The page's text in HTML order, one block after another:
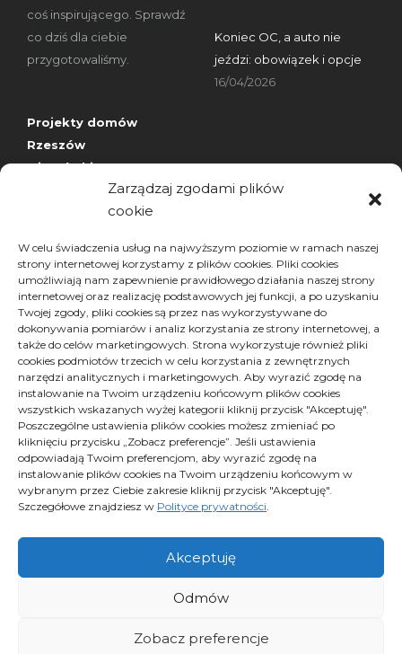
Zarządzaj zgodami plików
cookie
W celu świadczenia usług na najwyższym poziomie w ramach naszej
strony internetowej korzystamy z plików cookies. Pliki cookies
umożliwiają nam zapewnienie prawidłowego działania naszej strony
internetowej oraz realizację podstawowych jej funkcji, a po uzyskaniu
Twojej zgody, pliki cookies są przez nas wykorzystywane do
dokonywania pomiarów i analiz korzystania ze strony internetowej, a
także do celów marketingowych. Strona wykorzystuje również pliki
cookies podmiotów trzecich w celu korzystania z zewnętrznych
narzędzi analitycznych i marketingowych. Aby wyrazić zgodę na
instalowanie na Twoim urządzeniu końcowym plików cookies
wszystkich wskazanych wyżej kategorii kliknij przycisk "Akceptuję".
Poszczególne ustawienia plików cookies możesz zmieniać po
kliknięciu przycisku „Zobacz preferencje”. Jeśli ustawienia
odpowiadają Twoim preferencjom, aby wyrazić zgodę na
instalowanie plików cookies na Twoim urządzeniu końcowym w
wybranym przez Ciebie zakresie kliknij przycisk "Akceptuję".
Szczegółowe znajdziesz w Polityce prywatności.
Akceptuję
Odmów
Zobacz preferencje
coś inspirującego. Sprawdź
co dziś dla ciebie
przygotowaliśmy.
Projekty domów
Rzeszów
wizytówki nap
Koniec OC, a auto nie
jeździ: obowiązek i opcje
16/04/2026
Archiwa
Wybierz miesiąc
Archiwa
Polityka plików cookies (EU)
Polityka prywatności
Proximus - Wszelkie prawa zastrzeżone